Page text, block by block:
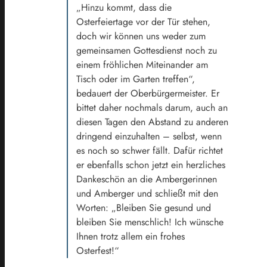
„Hinzu kommt, dass die
Osterfeiertage vor der Tür stehen,
doch wir können uns weder zum
gemeinsamen Gottesdienst noch zu
einem fröhlichen Miteinander am
Tisch oder im Garten treffen“,
bedauert der Oberbürgermeister. Er
bittet daher nochmals darum, auch an
diesen Tagen den Abstand zu anderen
dringend einzuhalten – selbst, wenn
es noch so schwer fällt. Dafür richtet
er ebenfalls schon jetzt ein herzliches
Dankeschön an die Ambergerinnen
und Amberger und schließt mit den
Worten: „Bleiben Sie gesund und
bleiben Sie menschlich! Ich wünsche
Ihnen trotz allem ein frohes
Osterfest!“